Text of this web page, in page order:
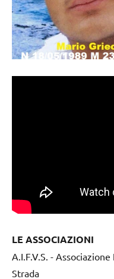
LE ASSOCIAZIONI
A.I.F.V.S. -
Strada